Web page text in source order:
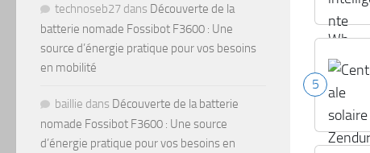
5
technoseb27 dans Découverte de la
batterie nomade Fossibot F3600 : Une
source d’énergie pratique pour vos besoins
en mobilité
baillie dans Découverte de la batterie
nomade Fossibot F3600 : Une source
d’énergie pratique pour vos besoins en